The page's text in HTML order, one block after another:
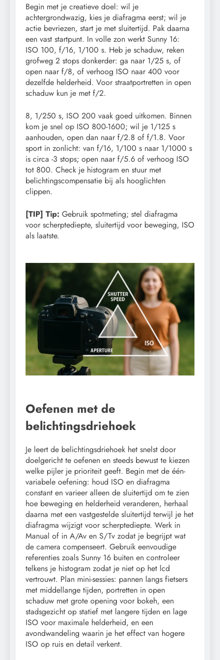
Begin met je creatieve doel: wil je
achtergrondwazig, kies je diafragma eerst; wil je
actie bevriezen, start je met sluitertijd. Pak daarna
een vast startpunt. In volle zon werkt Sunny 16:
ISO 100, f/16, 1/100 s. Heb je schaduw, reken
grofweg 2 stops donkerder: ga naar 1/25 s, of
open naar f/8, of verhoog ISO naar 400 voor
dezelfde helderheid. Voor straatportretten in open
schaduw kun je met f/2.
8, 1/250 s, ISO 200 vaak goed uitkomen. Binnen
kom je snel op ISO 800-1600; wil je 1/125 s
aanhouden, open dan naar f/2.8 of f/1.8. Voor
sport in zonlicht: van f/16, 1/100 s naar 1/1000 s
is circa -3 stops; open naar f/5.6 of verhoog ISO
tot 800. Check je histogram en stuur met
belichtingscompensatie bij als hooglichten
clippen.
[TIP] Tip: Gebruik spotmeting; stel diafragma
voor scherptediepte, sluitertijd voor beweging, ISO
als laatste.
Oefenen met de
belichtingsdriehoek
Je leert de belichtingsdriehoek het snelst door
doelgericht te oefenen en steeds bewust te kiezen
welke pijler je prioriteit geeft. Begin met de één-
variabele oefening: houd ISO en diafragma
constant en varieer alleen de sluitertijd om te zien
hoe beweging en helderheid veranderen, herhaal
daarna met een vastgestelde sluitertijd terwijl je het
diafragma wijzigt voor scherptediepte. Werk in
Manual of in A/Av en S/Tv zodat je begrijpt wat
de camera compenseert. Gebruik eenvoudige
referenties zoals Sunny 16 buiten en controleer
telkens je histogram zodat je niet op het lcd
vertrouwt. Plan mini-sessies: pannen langs fietsers
met middellange tijden, portretten in open
schaduw met grote opening voor bokeh, een
stadsgezicht op statief met langere tijden en lage
ISO voor maximale helderheid, en een
avondwandeling waarin je het effect van hogere
ISO op ruis en detail verkent.